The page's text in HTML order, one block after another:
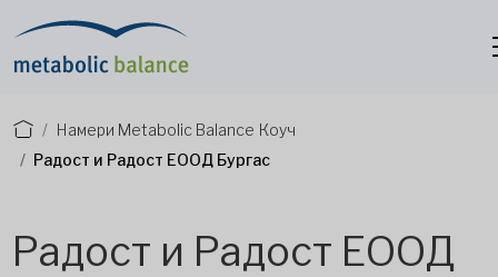
Намери Metabolic Balance Коуч
Радост и Радост ЕООД Бургас
Радост и Радост ЕООД